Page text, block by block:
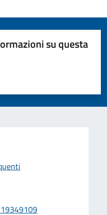
su questa
5